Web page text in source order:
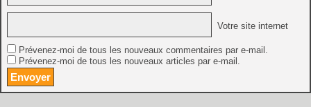
Votre site internet
Prévenez-moi de tous les nouveaux commentaires par e-mail.
Prévenez-moi de tous les nouveaux articles par e-mail.